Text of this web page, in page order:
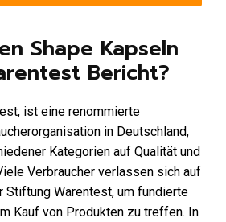
Shape Kapseln
Bericht?
ist eine renommierte
in Deutschland,
Kategorien auf Qualität und
Verbraucher verlassen sich auf
Stiftung Warentest, um fundierte
Kauf von Produkten zu treffen. In